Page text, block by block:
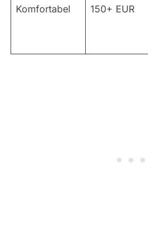
Komfortabel 150+ EUR